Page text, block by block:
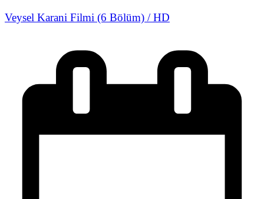
Veysel Karani Filmi (6 Bölüm) / HD